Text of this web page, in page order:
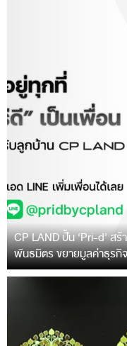
CP LAND ปั้น ‘Pri-d’ ส
พันธมิตร ขยายมูลค่าธุรกิจ